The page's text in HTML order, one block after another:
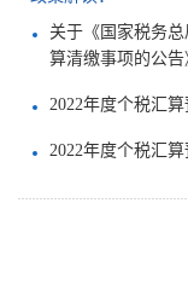
关于《国家税务总
算清缴事项的公
2022年度个税汇
2022年度个税汇